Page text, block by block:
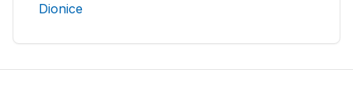
Dionice